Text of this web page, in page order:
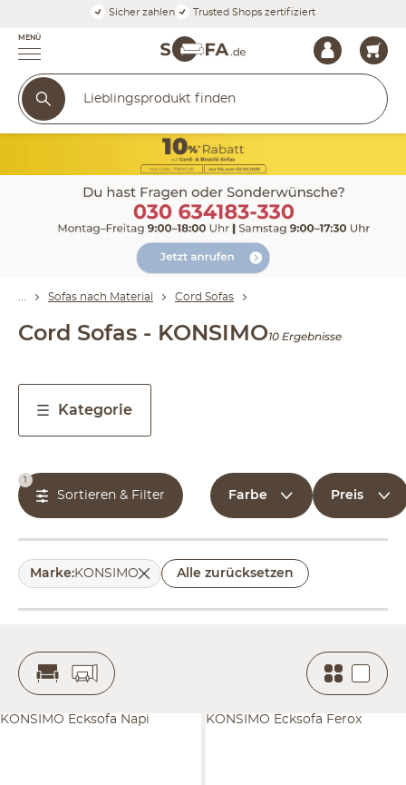
Sicher zahlen Trusted Shops zertifiziert
MENÜ
Sofas nach Material Cord Sofas
Cord Sofas - KONSIMO10 Ergebnisse
Kategorie
1
Sortieren & Filter Farbe Preis
Marke:KONSIMO Alle zurücksetzen
KONSIMO Ecksofa Napi KONSIMO Ecksofa Ferox